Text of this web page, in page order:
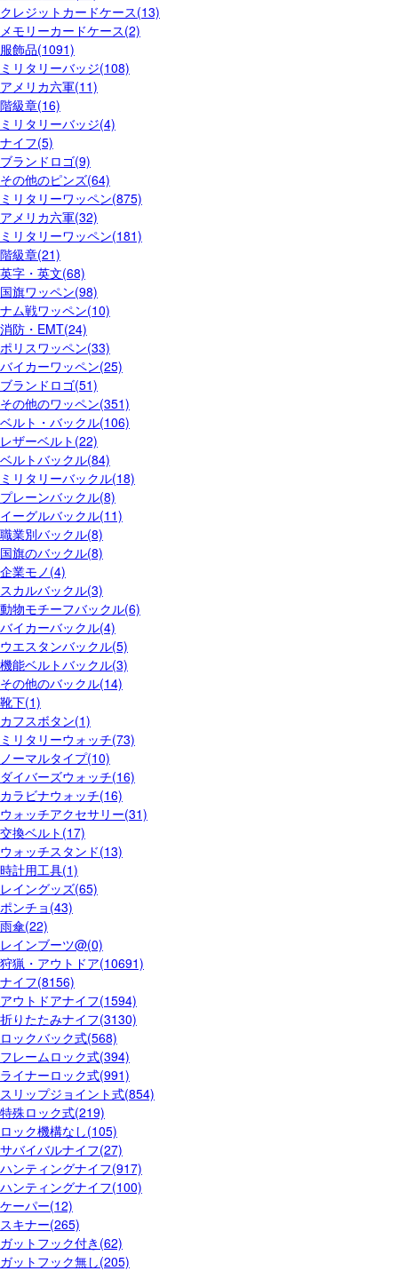
クレジットカードケース(13)
メモリーカードケース(2)
服飾品(1091)
ミリタリーバッジ(108)
アメリカ六軍(11)
階級章(16)
ミリタリーバッジ(4)
ナイフ(5)
ブランドロゴ(9)
その他のピンズ(64)
ミリタリーワッペン(875)
アメリカ六軍(32)
ミリタリーワッペン(181)
階級章(21)
英字・英文(68)
国旗ワッペン(98)
ナム戦ワッペン(10)
消防・EMT(24)
ポリスワッペン(33)
バイカーワッペン(25)
ブランドロゴ(51)
その他のワッペン(351)
ベルト・バックル(106)
レザーベルト(22)
ベルトバックル(84)
ミリタリーバックル(18)
プレーンバックル(8)
イーグルバックル(11)
職業別バックル(8)
国旗のバックル(8)
企業モノ(4)
スカルバックル(3)
動物モチーフバックル(6)
バイカーバックル(4)
ウエスタンバックル(5)
機能ベルトバックル(3)
その他のバックル(14)
靴下(1)
カフスボタン(1)
ミリタリーウォッチ(73)
ノーマルタイプ(10)
ダイバーズウォッチ(16)
カラビナウォッチ(16)
ウォッチアクセサリー(31)
交換ベルト(17)
ウォッチスタンド(13)
時計用工具(1)
レイングッズ(65)
ポンチョ(43)
雨傘(22)
レインブーツ@(0)
狩猟・アウトドア(10691)
ナイフ(8156)
アウトドアナイフ(1594)
折りたたみナイフ(3130)
ロックバック式(568)
フレームロック式(394)
ライナーロック式(991)
スリップジョイント式(854)
特殊ロック式(219)
ロック機構なし(105)
サバイバルナイフ(27)
ハンティングナイフ(917)
ハンティングナイフ(100)
ケーパー(12)
スキナー(265)
ガットフック付き(62)
ガットフック無し(205)